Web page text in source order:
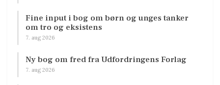
Fine input i bog om børn og unges tanker
om tro og eksistens
7. aug 2026
Ny bog om fred fra Udfordringens Forlag
7. aug 2026